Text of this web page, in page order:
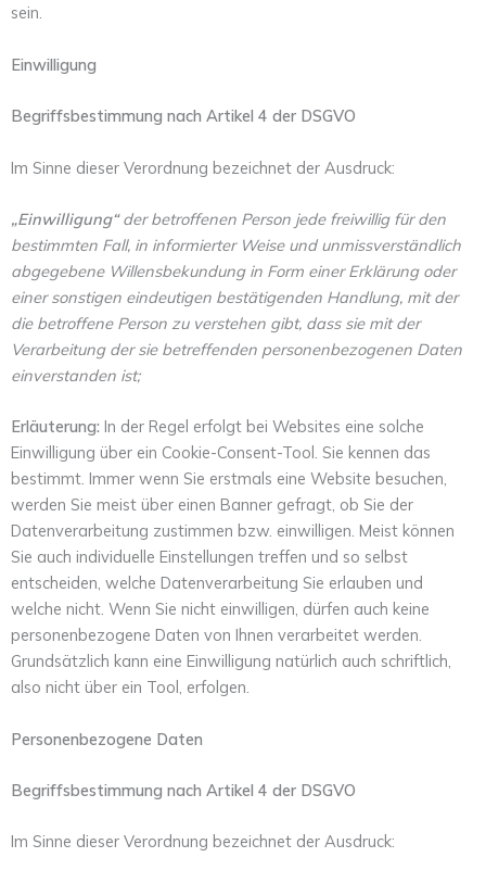
sein.
Einwilligung
Begriffsbestimmung nach Artikel 4 der DSGVO
Im Sinne dieser Verordnung bezeichnet der Ausdruck:
„Einwilligung“der betroffenen Person jede freiwillig für den
bestimmten Fall, in informierter Weise und unmissverständlich
abgegebene Willensbekundung in Form einer Erklärung oder
einer sonstigen eindeutigen bestätigenden Handlung, mit der
die betroffene Person zu verstehen gibt, dass sie mit der
Verarbeitung der sie betreffenden personenbezogenen Daten
einverstanden ist;
Erläuterung: In der Regel erfolgt bei Websites eine solche
Einwilligung über ein Cookie-Consent-Tool. Sie kennen das
bestimmt. Immer wenn Sie erstmals eine Website besuchen,
werden Sie meist über einen Banner gefragt, ob Sie der
Datenverarbeitung zustimmen bzw. einwilligen. Meist können
Sie auch individuelle Einstellungen treffen und so selbst
entscheiden, welche Datenverarbeitung Sie erlauben und
welche nicht. Wenn Sie nicht einwilligen, dürfen auch keine
personenbezogene Daten von Ihnen verarbeitet werden.
Grundsätzlich kann eine Einwilligung natürlich auch schriftlich,
also nicht über ein Tool, erfolgen.
Personenbezogene Daten
Begriffsbestimmung nach Artikel 4 der DSGVO
Im Sinne dieser Verordnung bezeichnet der Ausdruck: